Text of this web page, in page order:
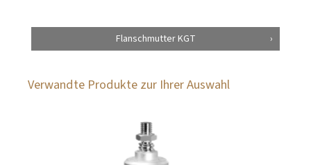
Flanschmutter KGT
Verwandte Produkte zur Ihrer Auswahl